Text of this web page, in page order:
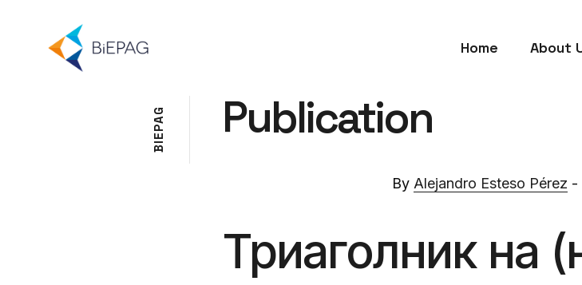
Home About
B
I
E
P
A
G Publication
By Alejandro Esteso Pérez -
Триаголник на